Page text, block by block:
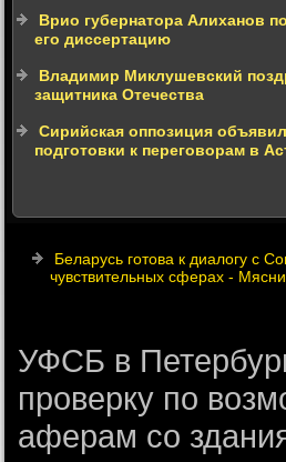
Врио губернатора Алиханов
его диссертацию
Владимир Миклушевский
защитника Отечества
Cирийская оппозиция
подготовки к переговорам в
Беларусь готова к диалогу с
чувствительных сферах -
УФСБ в
проверку по
аферам со